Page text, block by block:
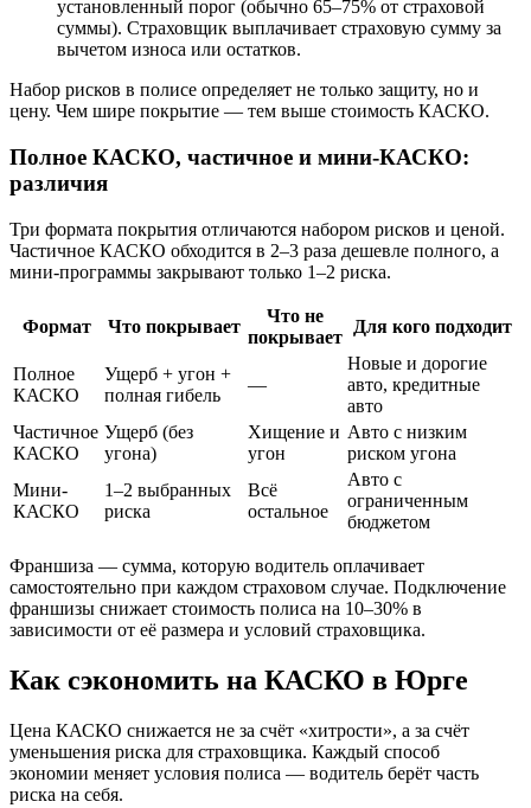
установленный порог (обычно 65–75% от страховой
суммы). Страховщик выплачивает страховую сумму за
вычетом износа или остатков.
Набор рисков в полисе определяет не только защиту, но и
цену. Чем шире покрытие — тем выше стоимость КАСКО.
Полное КАСКО, частичное и мини-КАСКО:
различия
Три формата покрытия отличаются набором рисков и ценой.
Частичное КАСКО обходится в 2–3 раза дешевле полного, а
мини-программы закрывают только 1–2 риска.
Формат Что покрывает
Что не
покрывает
Для кого подходит
Полное
КАСКО
Ущерб + угон +
полная гибель
—
Новые и дорогие
авто, кредитные
авто
Частичное
КАСКО
Ущерб (без
угона)
Хищение и
угон
Авто с низким
риском угона
Мини-
КАСКО
1–2 выбранных
риска
Всё
остальное
Авто с
ограниченным
бюджетом
Франшиза — сумма, которую водитель оплачивает
самостоятельно при каждом страховом случае. Подключение
франшизы снижает стоимость полиса на 10–30% в
зависимости от её размера и условий страховщика.
Как сэкономить на КАСКО в Юрге
Цена КАСКО снижается не за счёт «хитрости», а за счёт
уменьшения риска для страховщика. Каждый способ
экономии меняет условия полиса — водитель берёт часть
риска на себя.